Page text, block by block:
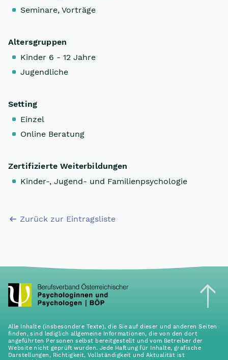
Seminare, Vorträge
Altersgruppen
Kinder 6 - 12 Jahre
Jugendliche
Setting
Einzel
Online Beratung
Zertifizierte Weiterbildungen
Kinder-, Jugend- und Familienpsychologie
Zurück zur Eintragsliste
Alle Inhalte (insbesondere Texte), die Sie auf dieser und anderen Seiten
finden, sind lediglich allgemeine Informationen, die von den dort
angeführten Personen selbst bereitgestellt und vom Betreiber der
Website nicht geprüft wurden. Jede Haftung für Inhalte, grafische
Darstellungen, Richtigkeit, Vollständigkeit und Aktualität ist